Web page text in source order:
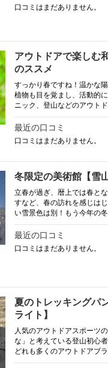
口コミはまだありません。
アウトドアで楽しむ
のススメ
すっかり春ですね！温かな
植物も目を覚まし、活動的
ニック、登山などのアウト
最近の口コミ
口コミはまだありません。
冬限定の美術館【雪
立春が過ぎ、暦上では春と
すなど、春の訪れを感じは
い雪景色は別！もう今年の
最近の口コミ
口コミはまだありません。
夏のトレッキングパ
ライト】
人気のアウトドアスポーツ
な」と考えている登山初心
どれも多くのアウトドアブ